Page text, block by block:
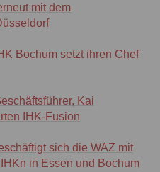
mit dem
Bochum setzt ihren Chef
Kai
IHK-Fusion
sich die WAZ mit
in Essen und Bochum